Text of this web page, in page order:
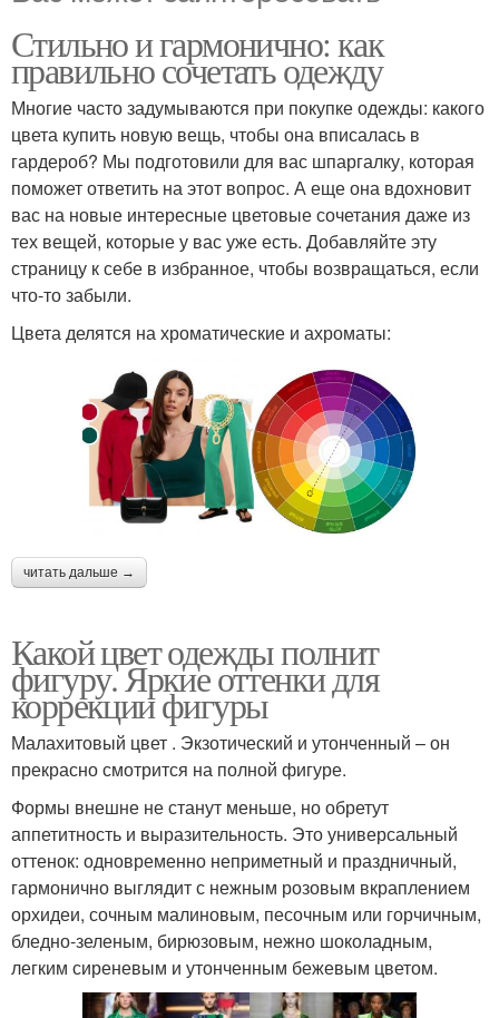
Стильно и гармонично: как
правильно сочетать одежду
Многие часто задумываются при покупке одежды: какого
цвета купить новую вещь, чтобы она вписалась в
гардероб? Мы подготовили для вас шпаргалку, которая
поможет ответить на этот вопрос. А еще она вдохновит
вас на новые интересные цветовые сочетания даже из
тех вещей, которые у вас уже есть. Добавляйте эту
страницу к себе в избранное, чтобы возвращаться, если
что-то забыли.
Цвета делятся на хроматические и ахроматы:
читать дальше →
Какой цвет одежды полнит
фигуру. Яркие оттенки для
коррекции фигуры
Малахитовый цвет . Экзотический и утонченный – он
прекрасно смотрится на полной фигуре.
Формы внешне не станут меньше, но обретут
аппетитность и выразительность. Это универсальный
оттенок: одновременно неприметный и праздничный,
гармонично выглядит с нежным розовым вкраплением
орхидеи, сочным малиновым, песочным или горчичным,
бледно-зеленым, бирюзовым, нежно шоколадным,
легким сиреневым и утонченным бежевым цветом.